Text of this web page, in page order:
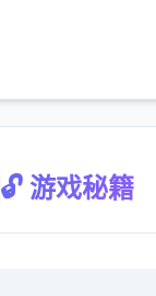
🔓 游戏秘籍